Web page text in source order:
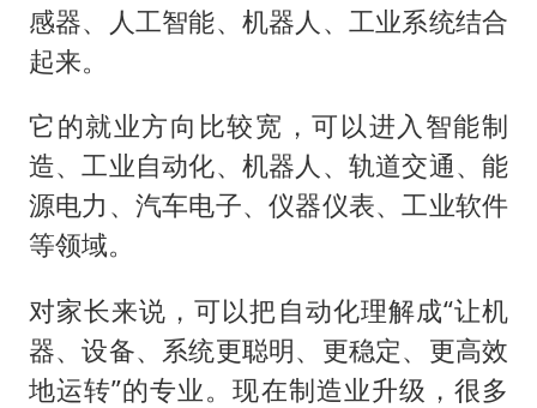
感器、人工智能、机器人、工业系统结合
起来。
它的就业方向比较宽，可以进入智能制
造、工业自动化、机器人、轨道交通、能
源电力、汽车电子、仪器仪表、工业软件
等领域。
对家长来说，可以把自动化理解成“让机
器、设备、系统更聪明、更稳定、更高效
地运转”的专业。现在制造业升级，很多